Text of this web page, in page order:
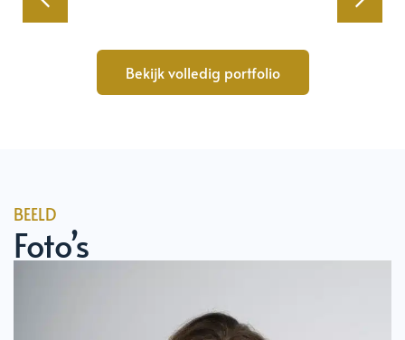
Bekijk volledig portfolio
BEELD
Foto’s